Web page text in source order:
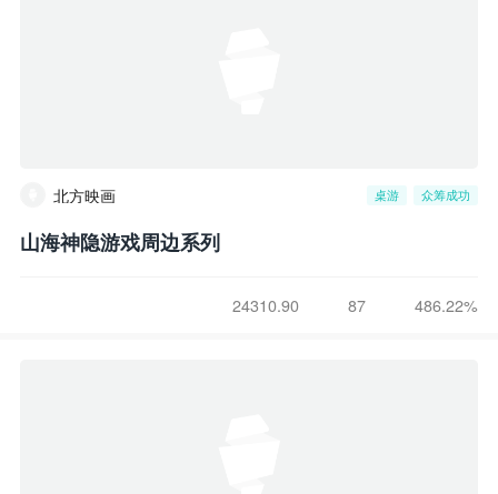
北方映画 桌游 众筹成功
山海神隐游戏周边系列
24310.90 87 486.22%